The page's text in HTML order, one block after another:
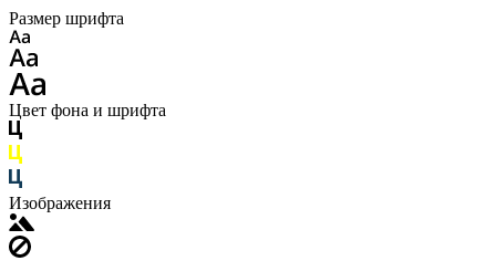
Размер шрифта
Цвет фона и шрифта
Изображения